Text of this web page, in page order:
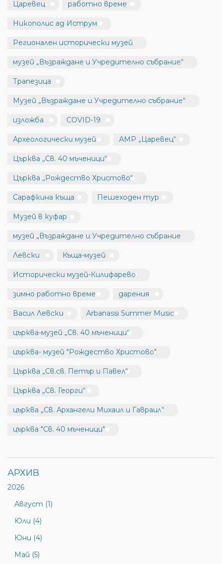
Царевец работно време
Никополис ад Иструм
Регионален исторически музей
музей „Възраждане и Учредително събрание“
Трапезица
Музей „Възраждане и Учредително събрание“
изложба COVID-19
Археологически музей АМР „Царевец“
Църква „Св. 40 мъченици“
Църква „Рождество Христово“
Сарафкина къща Пешеходен тур
Музей в куфар
музей „Възраждане и Учредително събрание
Левски Къща-музей
Исторически музей-Килифарево
зимно работно време дарения
Васил Левски Arbanassi Summer Music
църква-музей „Св. 40 мъченици“
църква- музей "Рождество Христово"
Църква „Св.св. Петър и Павел“
Църква „Св. Георги“
църква „Св. Архангели Михаил и Гавраил“
църква "Св. 40 мъченици"
АРХИВ
2026
Август (1)
Юли (4)
Юни (4)
Май (5)